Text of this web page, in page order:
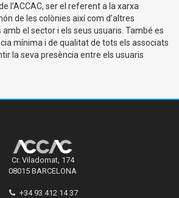
l’ACCAC, ser el referent a la xarxa
de les colònies així com d’altres
el sector i els seus usuaris. També es
mínima i de qualitat de tots els associats
la seva presència entre els usuaris
Cr. Viladomat, 174
08015 BARCELONA
+34 93 412 14 37